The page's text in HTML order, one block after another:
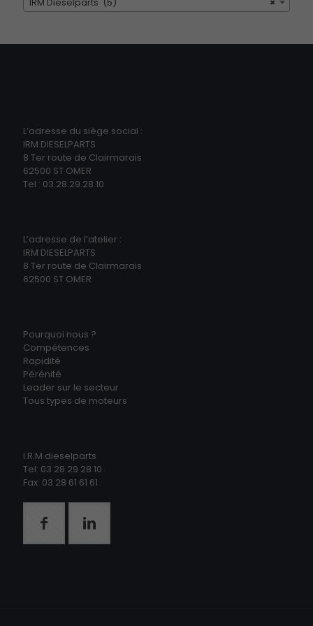
×
IRM Dieselparts (5)
L’adresse du siège social :
IRM DIESELPARTS
8 Ter route de Clairmarais
62500 ST OMER
Tel : 03.28.29.28.10
L’adresse de l’atelier :
IRM DIESELPARTS
8 Ter route de Clairmarais
62500 ST OMER
Pourquoi nous ?
Compétences
Rapidité
Pérénité
Leader sur le secteur
Tous types de moteurs
I.R.M dieselparts
Tel: 03 28 29 28 10
Fax: 03 28 61 61 61